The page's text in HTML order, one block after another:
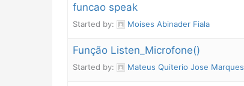
funcao speak
Started by: Moises Abinader Fiala
Função Listen_Microfone()
Started by: Mateus Quiterio Jose Marques